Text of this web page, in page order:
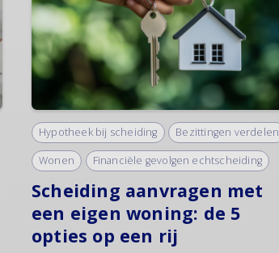
Hypotheek bij scheiding Bezittingen verdelen
Wonen Financiële gevolgen echtscheiding
Scheiding aanvragen met
een eigen woning: de 5
opties op een rij